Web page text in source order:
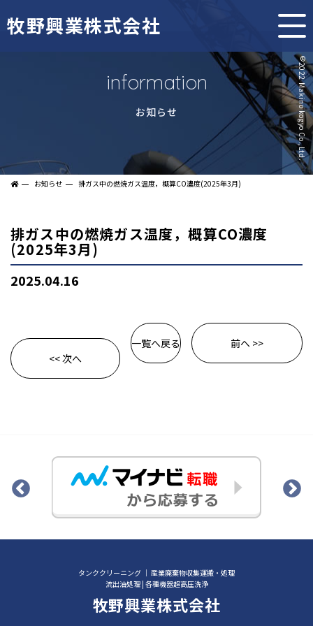
牧野興業株式会社
information
お知らせ
お知らせ 排ガス中の燃焼ガス温度，概算CO濃度(2025年3月)
排ガス中の燃焼ガス温度，概算CO濃度
(2025年3月)
2025.04.16
<< 次へ
一覧へ戻る 前へ >>
タンククリーニング ｜ 産業廃棄物収集運搬・処理
流出油処理 | 各種機器超高圧洗浄
牧野興業株式会社